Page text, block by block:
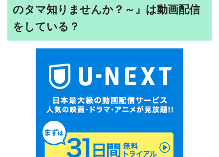
のタマ知りませんか？～』は動画配信
をしている？